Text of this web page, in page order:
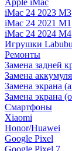
Apple iMac
iMac 24 2023 M3
iMac 24 2021 M1
iMac 24 2024 M4
Игрушки Labubu
Ремонты
Замена задней
Замена
Замена экрана
Замена экрана
Смартфоны
Xiaomi
Honor/Huawei
Google Pixel
Google Pixel 7